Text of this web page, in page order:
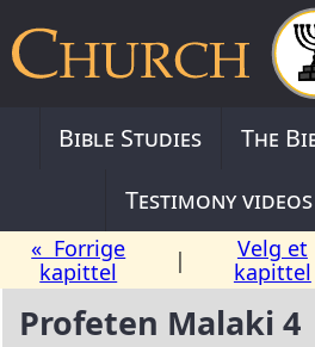
Bible Studies The
Testimony videos
« Forrige
kapittel
|
Velg et
kapittel
Profeten Malaki 4